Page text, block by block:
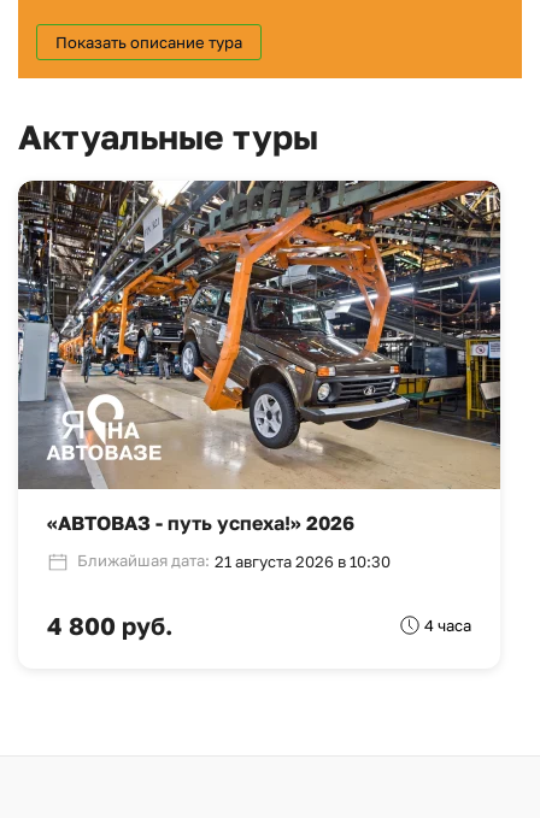
Показать описание тура
Актуальные туры
«АВТОВАЗ - путь успеха!» 2026
Ближайшая дата: 21 августа 2026 в 10:30
4 800 руб. 4 часа